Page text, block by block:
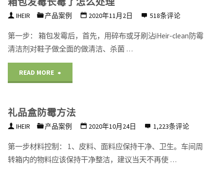
防
剂
（添
加
IHEIR 产品案例 2020年11月2日 518条评论
第一步： 箱包发霉后，首先，用碎布或牙刷沾iHeir-clean防霉
清洁剂对鞋子做全面的做清洁、杀菌 …
READ MORE
发
长
礼品盒防霉方法
IHEIR 产品案例 2020年10月24日 1,223条评论
第一步材料控制： 1、皮料、面料应保持干净、卫生。车间周
转箱内的物料应该保持干净整洁，建议当天不再使 …